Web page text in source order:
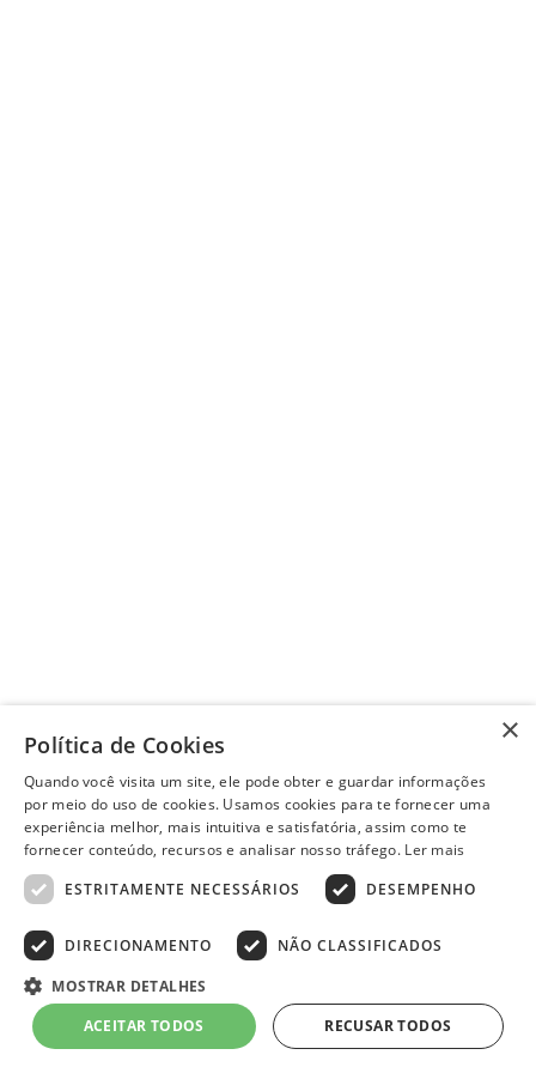
×
Política de Cookies
Quando você visita um site, ele pode obter e guardar informações
por meio do uso de cookies. Usamos cookies para te fornecer uma
experiência melhor, mais intuitiva e satisfatória, assim como te
fornecer conteúdo, recursos e analisar nosso tráfego. Ler mais
ESTRITAMENTE NECESSÁRIOS
DESEMPENHO
DIRECIONAMENTO NÃO CLASSIFICADOS
MOSTRAR DETALHES
ACEITAR TODOS
RECUSAR TODOS